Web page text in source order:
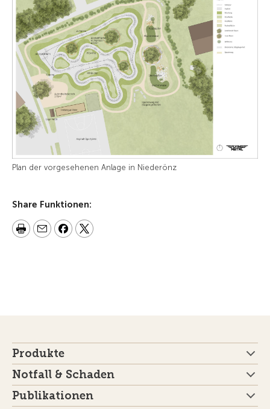
Plan der vorgesehenen Anlage in Niederönz
Share Funktionen:
Produkte
Notfall & Schaden
Publikationen